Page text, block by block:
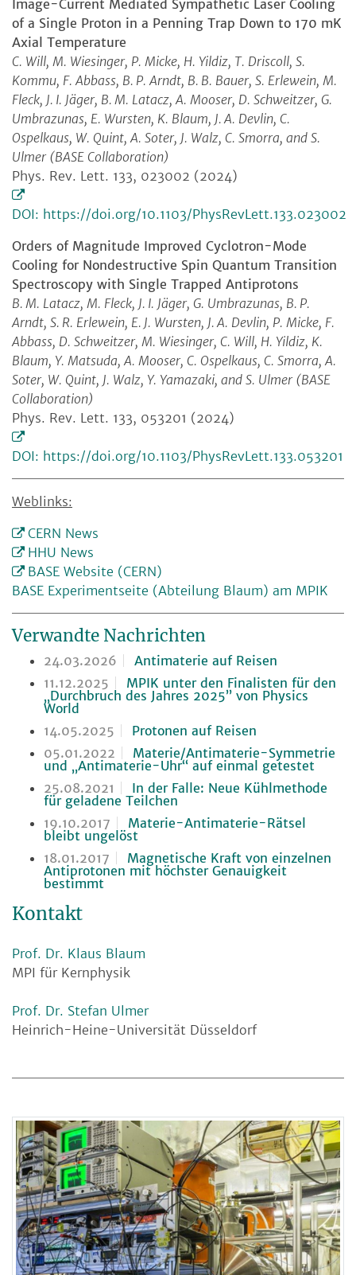
Image-Current Mediated Sympathetic Laser Cooling
of a Single Proton in a Penning Trap Down to 170 mK
Axial Temperature
C. Will, M. Wiesinger, P. Micke, H. Yildiz, T. Driscoll, S.
Kommu, F. Abbass, B. P. Arndt, B. B. Bauer, S. Erlewein, M.
Fleck, J. I. Jäger, B. M. Latacz, A. Mooser, D. Schweitzer, G.
Umbrazunas, E. Wursten, K. Blaum, J. A. Devlin, C.
Ospelkaus, W. Quint, A. Soter, J. Walz, C. Smorra, and S.
Ulmer (BASE Collaboration)
Phys. Rev. Lett. 133, 023002 (2024)
DOI: https://doi.org/10.1103/PhysRevLett.133.023002
Orders of Magnitude Improved Cyclotron-Mode
Cooling for Nondestructive Spin Quantum Transition
Spectroscopy with Single Trapped Antiprotons
B. M. Latacz, M. Fleck, J. I. Jäger, G. Umbrazunas, B. P.
Arndt, S. R. Erlewein, E. J. Wursten, J. A. Devlin, P. Micke, F.
Abbass, D. Schweitzer, M. Wiesinger, C. Will, H. Yildiz, K.
Blaum, Y. Matsuda, A. Mooser, C. Ospelkaus, C. Smorra, A.
Soter, W. Quint, J. Walz, Y. Yamazaki, and S. Ulmer (BASE
Collaboration)
Phys. Rev. Lett. 133, 053201 (2024)
DOI: https://doi.org/10.1103/PhysRevLett.133.053201
Weblinks:
CERN News
HHU News
BASE Website (CERN)
BASE Experimentseite (Abteilung Blaum) am MPIK
Verwandte Nachrichten
24.03.2026
Antimaterie auf Reisen
11.12.2025
MPIK unter den Finalisten für den
„Durchbruch des Jahres 2025” von Physics
World
14.05.2025
Protonen auf Reisen
05.01.2022
Materie/Antimaterie-Symmetrie
und „Antimaterie-Uhr“ auf einmal getestet
25.08.2021
In der Falle: Neue Kühlmethode
für geladene Teilchen
19.10.2017
Materie-Antimaterie-Rätsel
bleibt ungelöst
18.01.2017
Magnetische Kraft von einzelnen
Antiprotonen mit höchster Genauigkeit
bestimmt
Kontakt
Prof. Dr. Klaus Blaum
MPI für Kernphysik
Prof. Dr. Stefan Ulmer
Heinrich-Heine-Universität Düsseldorf